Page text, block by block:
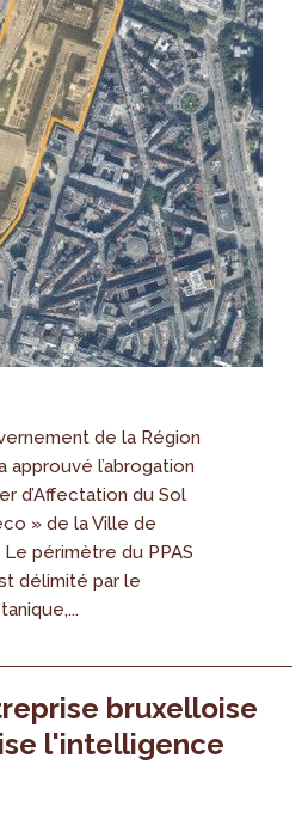
de la Région
l’abrogation
d’Affectation du Sol
» de la Ville de
périmètre du PPAS
délimité par le
bruxelloise
l'intelligence